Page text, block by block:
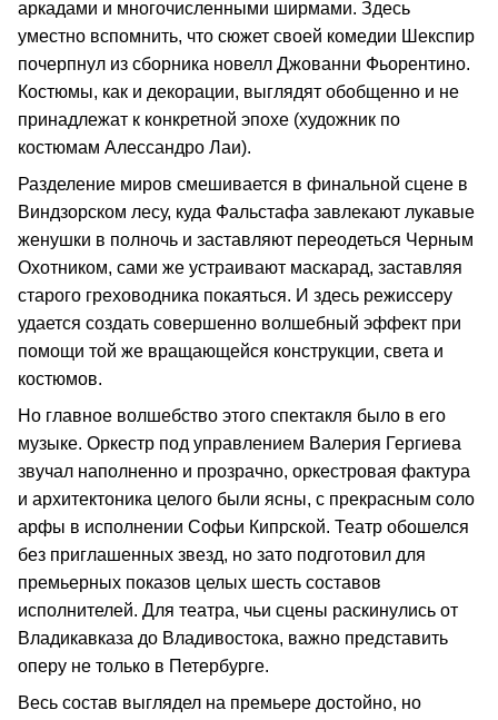
аркадами и многочисленными ширмами. Здесь
уместно вспомнить, что сюжет своей комедии Шекспир
почерпнул из сборника новелл Джованни Фьорентино.
Костюмы, как и декорации, выглядят обобщенно и не
принадлежат к конкретной эпохе (художник по
костюмам Алессандро Лаи).
Разделение миров смешивается в финальной сцене в
Виндзорском лесу, куда Фальстафа завлекают лукавые
женушки в полночь и заставляют переодеться Черным
Охотником, сами же устраивают маскарад, заставляя
старого греховодника покаяться. И здесь режиссеру
удается создать совершенно волшебный эффект при
помощи той же вращающейся конструкции, света и
костюмов.
Но главное волшебство этого спектакля было в его
музыке. Оркестр под управлением Валерия Гергиева
звучал наполненно и прозрачно, оркестровая фактура
и архитектоника целого были ясны, с прекрасным соло
арфы в исполнении Софьи Кипрской. Театр обошелся
без приглашенных звезд, но зато подготовил для
премьерных показов целых шесть составов
исполнителей. Для театра, чьи сцены раскинулись от
Владикавказа до Владивостока, важно представить
оперу не только в Петербурге.
Весь состав выглядел на премьере достойно, но